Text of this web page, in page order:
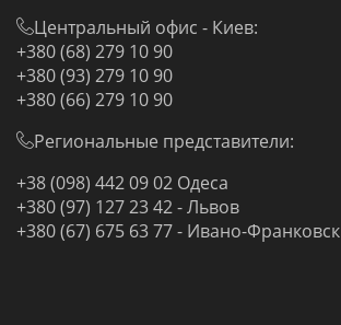
Центральный офис - Киев:
+380 (68) 279 10 90
+380 (93) 279 10 90
+380 (66) 279 10 90
Региональные представители:
+38 (098) 442 09 02 Одеса
+380 (97) 127 23 42 - Львов
+380 (67) 675 63 77 - Ивано-Франковск